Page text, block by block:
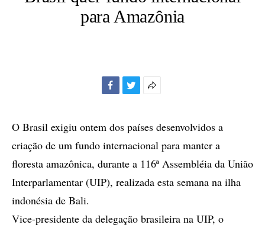
para Amazônia
compartilhamento
O Brasil exigiu ontem dos países desenvolvidos a
criação de um fundo internacional para manter a
floresta amazônica, durante a 116ª Assembléia da União
Interparlamentar (UIP), realizada esta semana na ilha
indonésia de Bali.
Vice-presidente da delegação brasileira na UIP, o